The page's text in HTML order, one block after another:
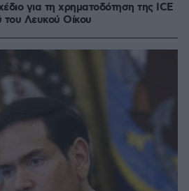
για τη χρηματοδότηση της ICE
του Λευκού Οίκου